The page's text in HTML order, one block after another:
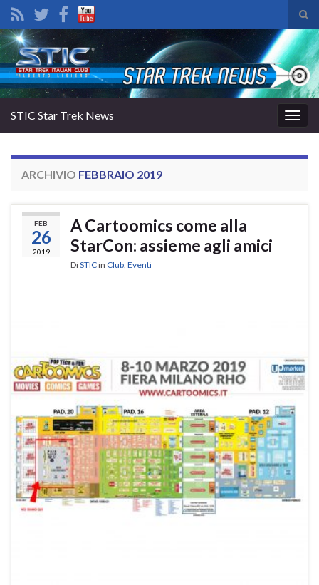
il
di
Search for:
la
STIC Star Trek News
ARCHIVIO FEBBRAIO 2019
FEB
26
2019
A Cartoomics come alla
StarCon: assieme agli amici
DiSTICin Club Eventi